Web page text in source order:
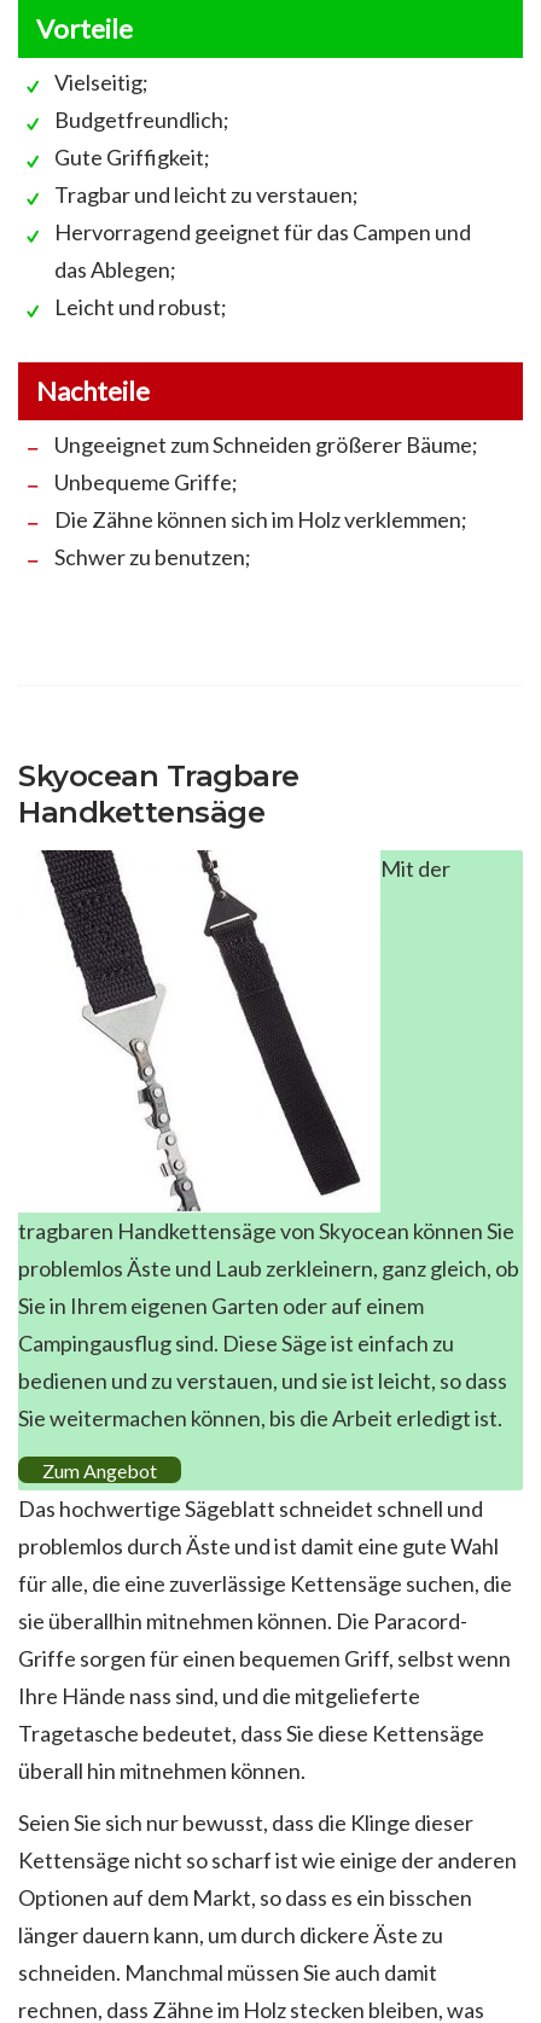
Vorteile
Vielseitig;
Budgetfreundlich;
Gute Griffigkeit;
Tragbar und leicht zu verstauen;
Hervorragend geeignet für das Campen und
das Ablegen;
Leicht und robust;
Nachteile
Ungeeignet zum Schneiden größerer Bäume;
Unbequeme Griffe;
Die Zähne können sich im Holz verklemmen;
Schwer zu benutzen;
Skyocean Tragbare
Handkettensäge
Mit der
tragbaren Handkettensäge von Skyocean können Sie
problemlos Äste und Laub zerkleinern, ganz gleich, ob
Sie in Ihrem eigenen Garten oder auf einem
Campingausflug sind. Diese Säge ist einfach zu
bedienen und zu verstauen, und sie ist leicht, so dass
Sie weitermachen können, bis die Arbeit erledigt ist.
Zum Angebot
Das hochwertige Sägeblatt schneidet schnell und
problemlos durch Äste und ist damit eine gute Wahl
für alle, die eine zuverlässige Kettensäge suchen, die
sie überallhin mitnehmen können. Die Paracord-
Griffe sorgen für einen bequemen Griff, selbst wenn
Ihre Hände nass sind, und die mitgelieferte
Tragetasche bedeutet, dass Sie diese Kettensäge
überall hin mitnehmen können.
Seien Sie sich nur bewusst, dass die Klinge dieser
Kettensäge nicht so scharf ist wie einige der anderen
Optionen auf dem Markt, so dass es ein bisschen
länger dauern kann, um durch dickere Äste zu
schneiden. Manchmal müssen Sie auch damit
rechnen, dass Zähne im Holz stecken bleiben, was